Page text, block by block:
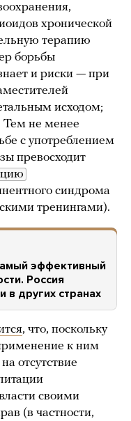
хронической
терапию
борьбы
и риски — при
исходом;
Тем не менее
с употреблением
превосходит
синдрома
тренингами).
эффективный
Россия
в других странах
, что, поскольку
к ним
отсутствие
своими
(в частности,